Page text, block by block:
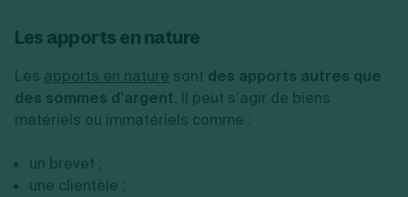
Les apports en nature
Les apports en nature sont des apports autres que
des sommes d’argent. Il peut s’agir de biens
matériels ou immatériels comme :
un brevet ;
une clientèle ;